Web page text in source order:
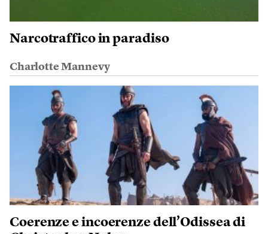
Narcotraffico in paradiso
Charlotte Mannevy
Coerenze e incoerenze dell’Odissea di